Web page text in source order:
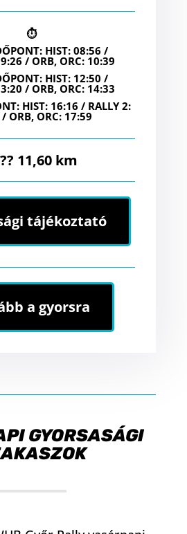
⏱
HIST: 08:56 /
/ ORB, ORC: 10:39
HIST: 12:50 /
/ ORB, ORC: 14:33
HIST: 16:16 / RALLY 2:
ORB, ORC: 17:59
11,60 km
tájékoztató
a gyorsra
GYORSASÁGI